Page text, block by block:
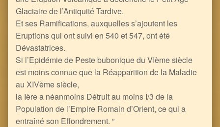
Glaciaire de l’Antiquité Tardive.
Et ses Ramifications, auxquelles s’ajoutent les
Eruptions qui ont suivi en 540 et 547, ont été
Dévastatrices.
Si l’Epidémie de Peste bubonique du VIème siècle
est moins connue que la Réapparition de la Maladie
au XIVème siècle,
la Ière a néanmoins Détruit au moins I/3 de la
Population de l’Empire Romain d’Orient, ce qui a
entraîné son Effondrement. ”